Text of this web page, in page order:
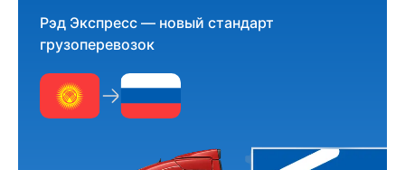
Рэд Экспресс — новый стандарт
грузоперевозок